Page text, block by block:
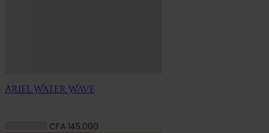
Ariel Water Wave
CFA145.000